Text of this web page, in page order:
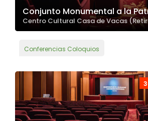
Conjunto Monumental a la
Centro Cultural Casa de Vacas
Conferencias Coloquios